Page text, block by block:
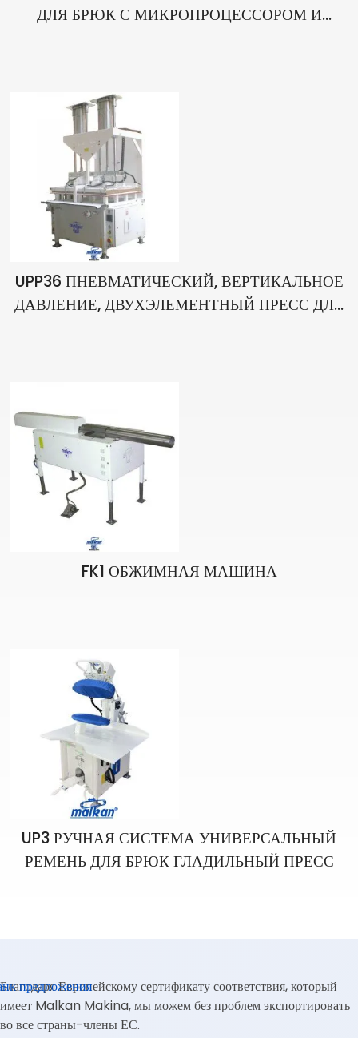
ДЛЯ БРЮК С МИКРОПРОЦЕССОРОМ И
UPP36 ПНЕВМАТИЧЕСКИЙ, ВЕРТИКАЛЬНОЕ
ДАВЛЕНИЕ, ДВУХЭЛЕМЕНТНЫЙ ПРЕСС ДЛЯ
FK1 ОБЖИМНАЯ МАШИНА
UP3 РУЧНАЯ СИСТЕМА УНИВЕРСАЛЬНЫЙ
РЕМЕНЬ ДЛЯ БРЮК ГЛАДИЛЬНЫЙ ПРЕСС
Благодаря Европейскому сертификату соответствия, который
имеет Malkan Makina, мы можем без проблем экспортировать
во все страны-члены ЕС.
предложения